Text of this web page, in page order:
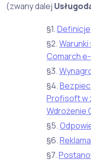
(zwany dalej
§1.Definicje
§2.Warunki
Comarch
§3.
§4.
Profisoft w
Wdrożenie
§5.
§6.
§7.